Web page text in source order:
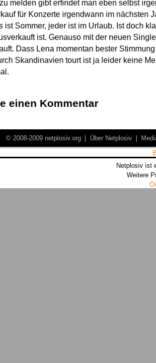
melden gibt erfindet man eben selbst
für Konzerte irgendwann im nächsten
ist Sommer, jeder ist im Urlaub. Ist doch
ist. Genauso mit der neuen
Dass Lena momentan bester
Skandinavien tourt ist ja leider keine
einen Kommentar
© 2008-2009 netplosiv.org Über Netplosiv
Netplosiv ist
Weitere